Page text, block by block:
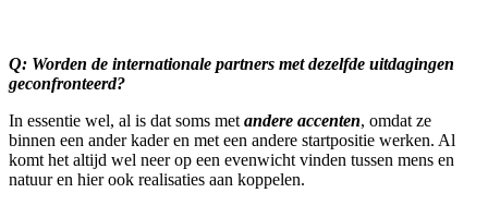
Q: Worden de internationale partners met dezelfde uitdagingen
geconfronteerd?
In essentie wel, al is dat soms met andere accenten, omdat ze
binnen een ander kader en met een andere startpositie werken. Al
komt het altijd wel neer op een evenwicht vinden tussen mens en
natuur en hier ook realisaties aan koppelen.